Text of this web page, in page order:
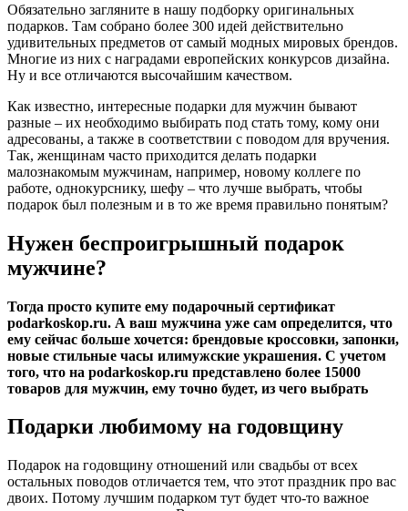
Обязательно загляните в нашу подборку оригинальных
подарков. Там собрано более 300 идей действительно
удивительных предметов от самый модных мировых брендов.
Многие из них с наградами европейских конкурсов дизайна.
Ну и все отличаются высочайшим качеством.
Как известно, интересные подарки для мужчин бывают
разные – их необходимо выбирать под стать тому, кому они
адресованы, а также в соответствии с поводом для вручения.
Так, женщинам часто приходится делать подарки
малознакомым мужчинам, например, новому коллеге по
работе, однокурснику, шефу – что лучше выбрать, чтобы
подарок был полезным и в то же время правильно понятым?
Нужен беспроигрышный подарок
мужчине?
Тогда просто купите ему подарочный сертификат
podarkoskop.ru. А ваш мужчина уже сам определится, что
ему сейчас больше хочется: брендовые кроссовки, запонки,
новые стильные часы илимужские украшения. С учетом
того, что на podarkoskop.ru представлено более 15000
товаров для мужчин, ему точно будет, из чего выбрать
Подарки любимому на годовщину
Подарок на годовщину отношений или свадьбы от всех
остальных поводов отличается тем, что этот праздник про вас
двоих. Потому лучшим подарком тут будет что-то важное